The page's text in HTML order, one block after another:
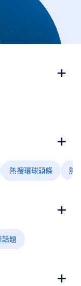
熱搜環球頭條 熱
話題